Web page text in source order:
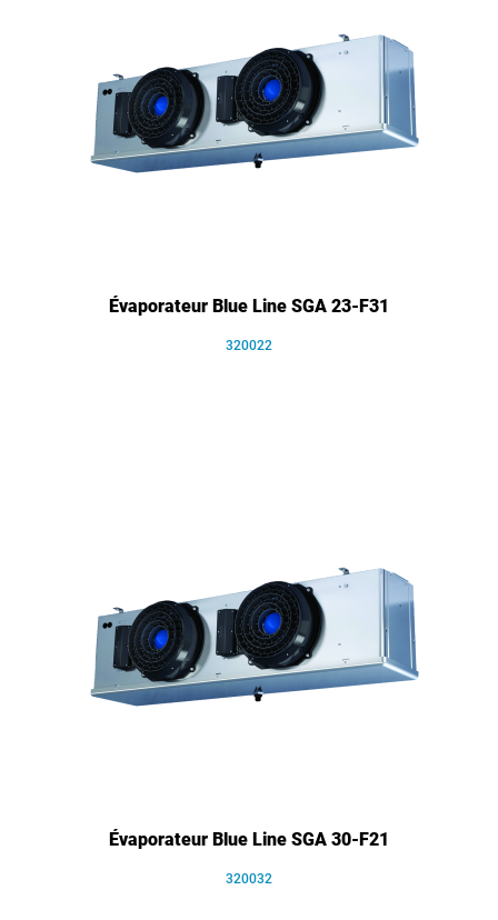
Évaporateur Blue Line SGA 23-F31
320022
Évaporateur Blue Line SGA 30-F21
320032